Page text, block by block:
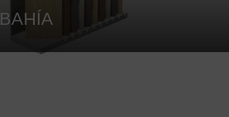
BAHÍA